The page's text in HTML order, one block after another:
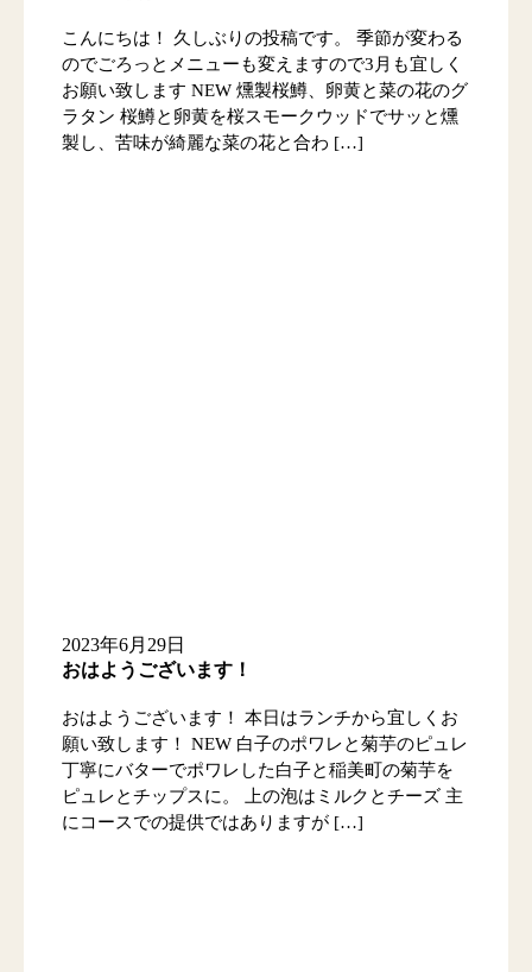
こんにちは！ 久しぶりの投稿です。 季節が変わる
のでごろっとメニューも変えますので3月も宜しく
お願い致します NEW 燻製桜鱒、卵黄と菜の花のグ
ラタン 桜鱒と卵黄を桜スモークウッドでサッと燻
製し、苦味が綺麗な菜の花と合わ […]
2023年6月29日
おはようございます！
おはようございます！ 本日はランチから宜しくお
願い致します！ NEW 白子のポワレと菊芋のピュレ
丁寧にバターでポワレした白子と稲美町の菊芋を
ピュレとチップスに。 上の泡はミルクとチーズ 主
にコースでの提供ではありますが […]